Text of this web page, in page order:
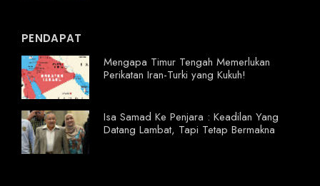
PENDAPAT
Mengapa Timur Tengah Memerlukan
Perikatan Iran-Turki yang Kukuh!
Isa Samad Ke Penjara : Keadilan Yang
Datang Lambat, Tapi Tetap Bermakna